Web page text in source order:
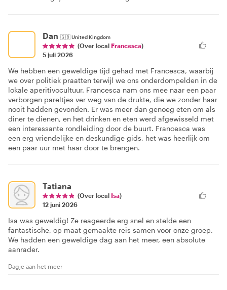
Dan 🇬🇧United Kingdom
(Over local Francesca)
5 juli 2026
We hebben een geweldige tijd gehad met Francesca, waarbij
we over politiek praatten terwijl we ons onderdompelden in de
lokale aperitivocultuur. Francesca nam ons mee naar een paar
verborgen pareltjes ver weg van de drukte, die we zonder haar
nooit hadden gevonden. Er was meer dan genoeg eten om als
diner te dienen, en het drinken en eten werd afgewisseld met
een interessante rondleiding door de buurt. Francesca was
een erg vriendelijke en deskundige gids, het was heerlijk om
een paar uur met haar door te brengen.
Tatiana
(Over local Isa)
12 juni 2026
Isa was geweldig! Ze reageerde erg snel en stelde een
fantastische, op maat gemaakte reis samen voor onze groep.
We hadden een geweldige dag aan het meer, een absolute
aanrader.
Dagje aan het meer